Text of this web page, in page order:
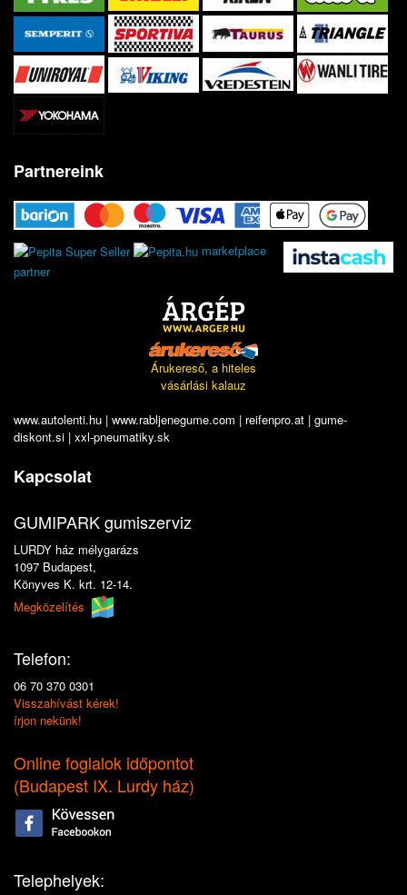
Partnereink
marketplace
partner
Árukereső, a hiteles
vásárlási kalauz
www.autolenti.hu | www.rabljenegume.com | reifenpro.at | gume-
diskont.si | xxl-pneumatiky.sk
Kapcsolat
GUMIPARK gumiszerviz
LURDY ház mélygarázs
1097 Budapest,
Könyves K. krt. 12-14.
Megközelítés
Telefon:
06 70 370 0301
Visszahívást kérek!
írjon nekünk!
Online foglalok időpontot
(Budapest IX. Lurdy ház)
Telephelyek: